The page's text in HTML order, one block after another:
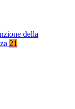
della
21